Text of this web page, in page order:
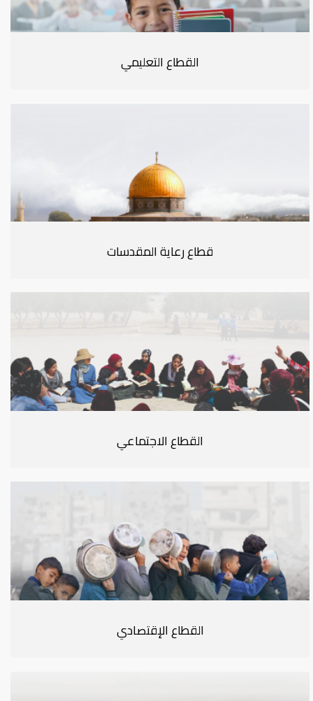
القطاع التعليمي
قطاع رعاية المقدسات
القطاع الاجتماعي
القطاع الإقتصادي